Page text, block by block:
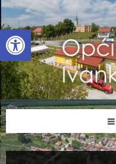
Open toolbar
Skip
to
content
Skip
to
left
sidebar
Skip
to
footer